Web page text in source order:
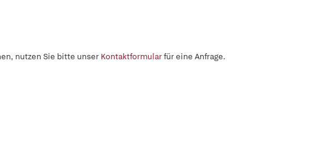
nutzen Sie bitte unser Kontaktformularfür eine Anfrage.